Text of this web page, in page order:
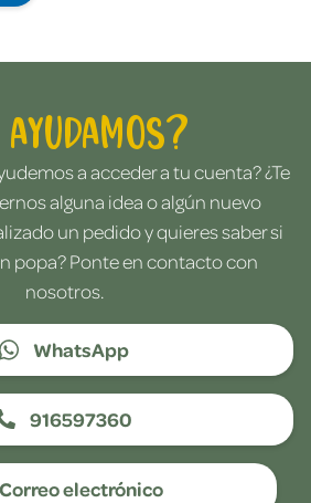
a acceder a tu cuenta? ¿Te
alguna idea o algún nuevo
un pedido y quieres saber si
popa? Ponte en contacto con
nosotros.
WhatsApp
916597360
Correo electrónico